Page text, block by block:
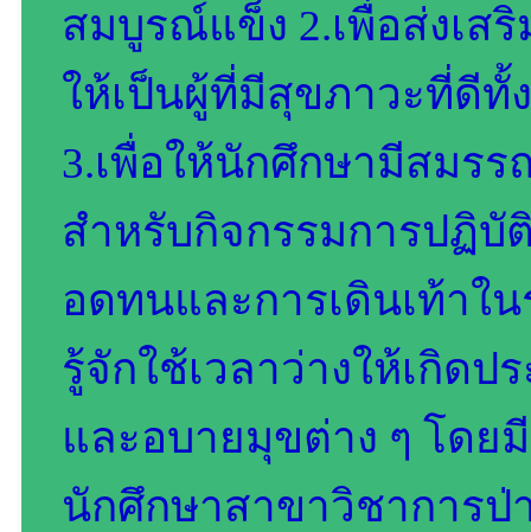
สมบูรณ์แข็ง 2.เพื่อส่งเ
ให้เป็นผู้ที่มีสุขภาวะที่ดี
3.เพื่อให้นักศึกษามีสมร
สำหรับกิจกรรมการปฏิบั
อดทนและการเดินเท้าใน
รู้จักใช้เวลาว่างให้เกิด
และอบายมุขต่าง ๆ โดย
นักศึกษาสาขาวิชาการป่